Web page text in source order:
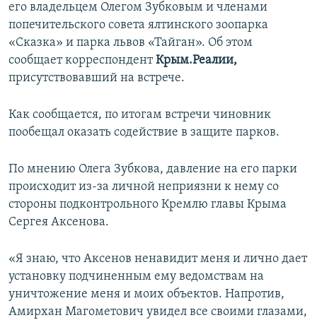
его владельцем Олегом Зубковым и членами
попечительского совета ялтинского зоопарка
«Сказка» и парка львов «Тайган». Об этом
сообщает корреспондентКрым.Реалии,
присутствовавший на встрече.
Как сообщается, по итогам встречи чиновник
пообещал оказать содействие в защите парков.
По мнению Олега Зубкова, давление на его парки
происходит из-за личной неприязни к нему со
стороны подконтрольного Кремлю главы Крыма
Сергея Аксенова.
«Я знаю, что Аксенов ненавидит меня и лично дает
установку подчиненным ему ведомствам на
уничтожение меня и моих объектов. Напротив,
Амирхан Магометович увидел все своими глазами,